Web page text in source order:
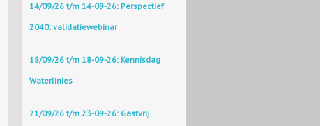
14/09/26 t/m 14-09-26: Perspectief
2040: validatiewebinar
18/09/26 t/m 18-09-26: Kennisdag
Waterlinies
21/09/26 t/m 23-09-26: Gastvrij